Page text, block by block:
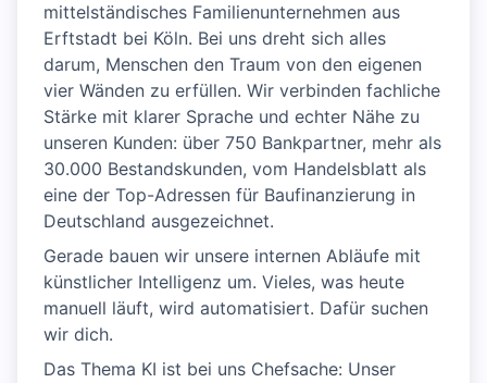
mittelständisches Familienunternehmen aus
Erftstadt bei Köln. Bei uns dreht sich alles
darum, Menschen den Traum von den eigenen
vier Wänden zu erfüllen. Wir verbinden fachliche
Stärke mit klarer Sprache und echter Nähe zu
unseren Kunden: über 750 Bankpartner, mehr als
30.000 Bestandskunden, vom Handelsblatt als
eine der Top-Adressen für Baufinanzierung in
Deutschland ausgezeichnet.
Gerade bauen wir unsere internen Abläufe mit
künstlicher Intelligenz um. Vieles, was heute
manuell läuft, wird automatisiert. Dafür suchen
wir dich.
Das Thema KI ist bei uns Chefsache: Unser